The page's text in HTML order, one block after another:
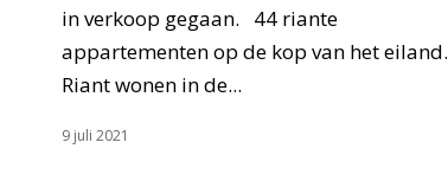
in verkoop gegaan. 44 riante
appartementen op de kop van het eiland.
Riant wonen in de...
9 juli 2021